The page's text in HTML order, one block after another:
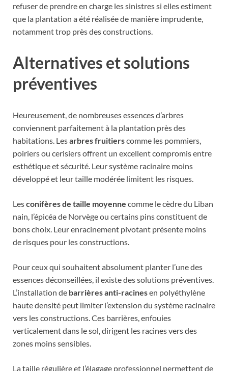
refuser de prendre en charge les sinistres si elles estiment
que la plantation a été réalisée de manière imprudente,
notamment trop près des constructions.
Alternatives et solutions
préventives
Heureusement, de nombreuses essences d’arbres
conviennent parfaitement à la plantation près des
habitations. Lesarbres fruitierscomme les pommiers,
poiriers ou cerisiers offrent un excellent compromis entre
esthétique et sécurité. Leur système racinaire moins
développé et leur taille modérée limitent les risques.
Lesconifères de taille moyenne comme le cèdre du Liban
nain, l’épicéa de Norvège ou certains pins constituent de
bons choix. Leur enracinement pivotant présente moins
de risques pour les constructions.
Pour ceux qui souhaitent absolument planter l’une des
essences déconseillées, il existe des solutions préventives.
L’installation de barrières anti-racinesen polyéthylène
haute densité peut limiter l’extension du système racinaire
vers les constructions. Ces barrières, enfouies
verticalement dans le sol, dirigent les racines vers des
zones moins sensibles.
La taille régulière et l’élagage professionnel permettent de